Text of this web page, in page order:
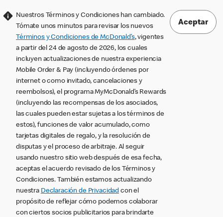
Nuestros Términos y Condiciones han cambiado.
Tómate unos minutos para revisar los nuevos
Términos y Condiciones de McDonald’s, vigentes
a partir del 24 de agosto de 2026, los cuales
incluyen actualizaciones de nuestra experiencia
Mobile Order & Pay (incluyendo órdenes por
internet o como invitado, cancelaciones y
reembolsos), el programa MyMcDonald’s Rewards
(incluyendo las recompensas de los asociados,
las cuales pueden estar sujetas a los términos de
estos), funciones de valor acumulado, como
tarjetas digitales de regalo, y la resolución de
disputas y el proceso de arbitraje. Al seguir
usando nuestro sitio web después de esa fecha,
aceptas el acuerdo revisado de los Términos y
Condiciones. También estamos actualizando
nuestra Declaración de Privacidad con el
propósito de reflejar cómo podemos colaborar
con ciertos socios publicitarios para brindarte
Aceptar